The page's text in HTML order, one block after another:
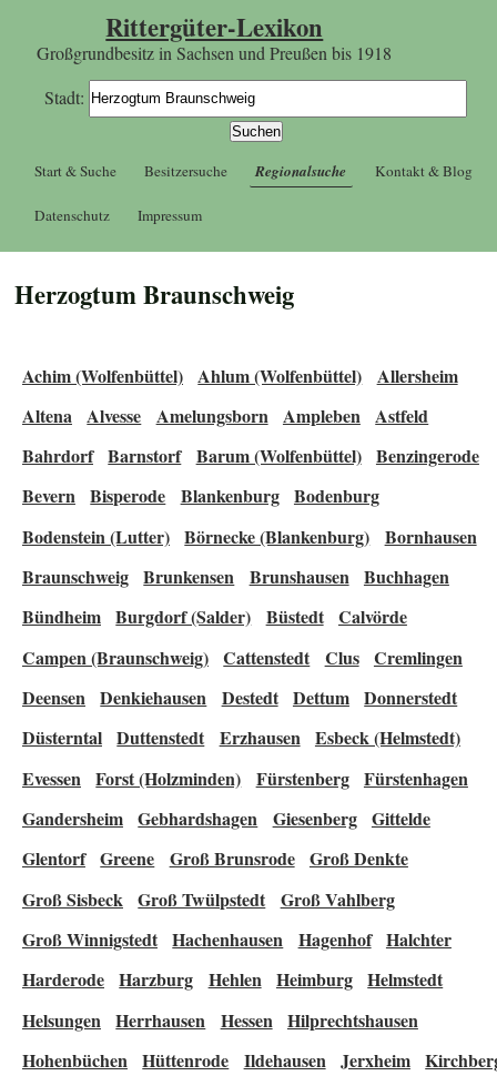
Rittergüter-Lexikon
Großgrundbesitz in Sachsen und Preußen bis 1918
Stadt:
Start & Suche Besitzersuche Regionalsuche Kontakt & Blog
Datenschutz Impressum
Herzogtum Braunschweig
Achim (Wolfenbüttel) Ahlum (Wolfenbüttel)
Allersheim
Altena Alvesse Amelungsborn Ampleben Astfeld
Bahrdorf Barnstorf Barum (Wolfenbüttel) Benzingerode
Bevern Bisperode Blankenburg Bodenburg
Bodenstein (Lutter) Börnecke (Blankenburg)
Bornhausen
Braunschweig Brunkensen Brunshausen Buchhagen
Bündheim Burgdorf (Salder) Büstedt Calvörde
Campen (Braunschweig) Cattenstedt Clus Cremlingen
Deensen Denkiehausen Destedt Dettum Donnerstedt
Düsterntal Duttenstedt Erzhausen Esbeck (Helmstedt)
Evessen Forst (Holzminden) Fürstenberg Fürstenhagen
Gandersheim Gebhardshagen Giesenberg Gittelde
Glentorf Greene Groß Brunsrode Groß Denkte
Groß Sisbeck
Groß Twülpstedt
Groß Vahlberg
Groß Winnigstedt Hachenhausen Hagenhof Halchter
Harderode Harzburg Hehlen Heimburg Helmstedt
Helsungen
Herrhausen Hessen
Hilprechtshausen
Hohenbüchen Hüttenrode Ildehausen Jerxheim